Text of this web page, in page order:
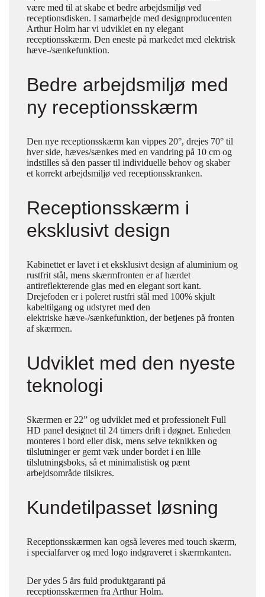
være med til at skabe et bedre arbejdsmiljø ved
receptionsdisken. I samarbejde med designproducenten
Arthur Holm har vi udviklet en ny elegant
receptionsskærm. Den eneste på markedet med elektrisk
hæve-/sænkefunktion.
Bedre arbejdsmiljø med
ny receptionsskærm
Den nye receptionsskærm kan vippes 20°, drejes 70° til
hver side, hæves/sænkes med en vandring på 10 cm og
indstilles så den passer til individuelle behov og skaber
et korrekt arbejdsmiljø ved receptionsskranken.
Receptionsskærm i
eksklusivt design
Kabinettet er lavet i et eksklusivt design af aluminium og
rustfrit stål, mens skærmfronten er af hærdet
antireflekterende glas med en elegant sort kant.
Drejefoden er i poleret rustfri stål med 100% skjult
kabeltilgang og udstyret med den
elektriske hæve-/sænkefunktion, der betjenes på fronten
af skærmen.
Udviklet med den nyeste
teknologi
Skærmen er 22” og udviklet med et professionelt Full
HD panel designet til 24 timers drift i døgnet. Enheden
monteres i bord eller disk, mens selve teknikken og
tilslutninger er gemt væk under bordet i en lille
tilslutningsboks, så et minimalistisk og pænt
arbejdsområde tilsikres.
Kundetilpasset løsning
Receptionsskærmen kan også leveres med touch skærm,
i specialfarver og med logo indgraveret i skærmkanten.
Der ydes 5 års fuld produktgaranti på
receptionsskærmen fra Arthur Holm.